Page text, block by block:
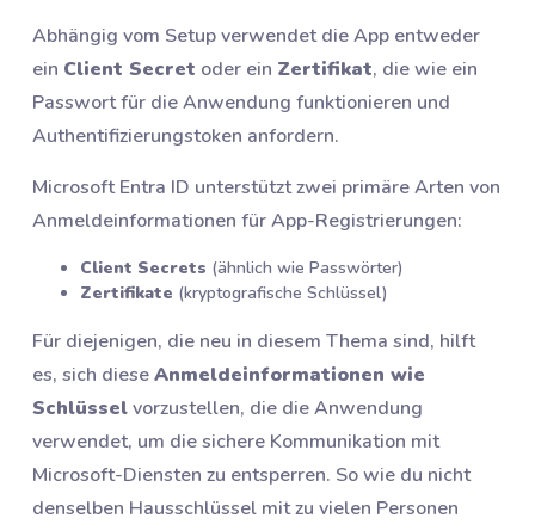
Abhängig vom Setup verwendet die App entweder
ein Client Secret oder ein Zertifikat, die wie ein
Passwort für die Anwendung funktionieren und
Authentifizierungstoken anfordern.
Microsoft Entra ID unterstützt zwei primäre Arten von
Anmeldeinformationen für App-Registrierungen:
Client Secrets (ähnlich wie Passwörter)
Zertifikate (kryptografische Schlüssel)
Für diejenigen, die neu in diesem Thema sind, hilft
es, sich dieseAnmeldeinformationen wie
Schlüsselvorzustellen, die die Anwendung
verwendet, um die sichere Kommunikation mit
Microsoft-Diensten zu entsperren. So wie du nicht
denselben Hausschlüssel mit zu vielen Personen